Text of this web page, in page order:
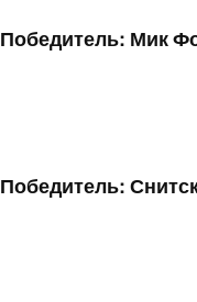
Победитель: Мик
Победитель: